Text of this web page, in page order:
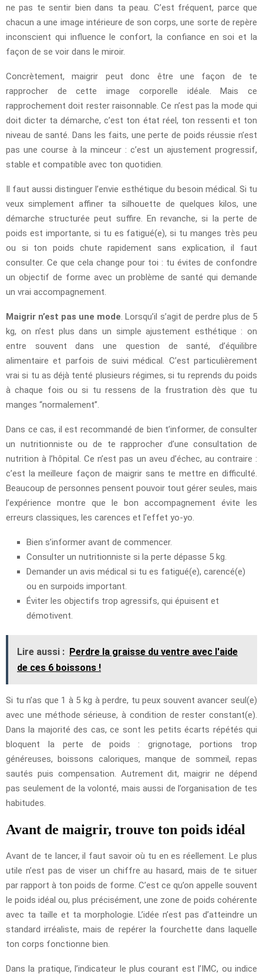
ne pas te sentir bien dans ta peau. C’est fréquent, parce que
chacun a une image intérieure de son corps, une sorte de repère
inconscient qui influence le confort, la confiance en soi et la
façon de se voir dans le miroir.
Concrètement, maigrir peut donc être une façon de te
rapprocher de cette image corporelle idéale. Mais ce
rapprochement doit rester raisonnable. Ce n’est pas la mode qui
doit dicter ta démarche, c’est ton état réel, ton ressenti et ton
niveau de santé. Dans les faits, une perte de poids réussie n’est
pas une course à la minceur : c’est un ajustement progressif,
stable et compatible avec ton quotidien.
Il faut aussi distinguer l’envie esthétique du besoin médical. Si tu
veux simplement affiner ta silhouette de quelques kilos, une
démarche structurée peut suffire. En revanche, si la perte de
poids est importante, si tu es fatigué(e), si tu manges très peu
ou si ton poids chute rapidement sans explication, il faut
consulter. Ce que cela change pour toi : tu évites de confondre
un objectif de forme avec un problème de santé qui demande
un vrai accompagnement.
Maigrir n’est pas une mode. Lorsqu’il s’agit de perdre plus de 5
kg, on n’est plus dans un simple ajustement esthétique : on
entre souvent dans une question de santé, d’équilibre
alimentaire et parfois de suivi médical. C’est particulièrement
vrai si tu as déjà tenté plusieurs régimes, si tu reprends du poids
à chaque fois ou si tu ressens de la frustration dès que tu
manges “normalement”.
Dans ce cas, il est recommandé de bien t’informer, de consulter
un nutritionniste ou de te rapprocher d’une consultation de
nutrition à l’hôpital. Ce n’est pas un aveu d’échec, au contraire :
c’est la meilleure façon de maigrir sans te mettre en difficulté.
Beaucoup de personnes pensent pouvoir tout gérer seules, mais
l’expérience montre que le bon accompagnement évite les
erreurs classiques, les carences et l’effet yo-yo.
Bien s’informer avant de commencer.
Consulter un nutritionniste si la perte dépasse 5 kg.
Demander un avis médical si tu es fatigué(e), carencé(e)
ou en surpoids important.
Éviter les objectifs trop agressifs, qui épuisent et
démotivent.
Lire aussi : Perdre la graisse du ventre avec l'aide
de ces 6 boissons !
Si tu n’as que 1 à 5 kg à perdre, tu peux souvent avancer seul(e)
avec une méthode sérieuse, à condition de rester constant(e).
Dans la majorité des cas, ce sont les petits écarts répétés qui
bloquent la perte de poids : grignotage, portions trop
généreuses, boissons caloriques, manque de sommeil, repas
sautés puis compensation. Autrement dit, maigrir ne dépend
pas seulement de la volonté, mais aussi de l’organisation de tes
habitudes.
Avant de maigrir, trouve ton poids idéal
Avant de te lancer, il faut savoir où tu en es réellement. Le plus
utile n’est pas de viser un chiffre au hasard, mais de te situer
par rapport à ton poids de forme. C’est ce qu’on appelle souvent
le poids idéal ou, plus précisément, une zone de poids cohérente
avec ta taille et ta morphologie. L’idée n’est pas d’atteindre un
standard irréaliste, mais de repérer la fourchette dans laquelle
ton corps fonctionne bien.
Dans la pratique, l’indicateur le plus courant est l’IMC, ou indice